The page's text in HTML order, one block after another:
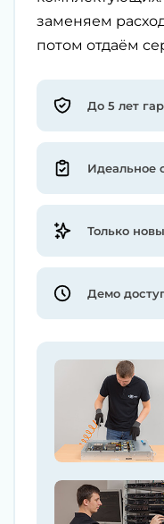
заменяем
потом отдаём
До 5 лет
Идеальное
Только
Демо